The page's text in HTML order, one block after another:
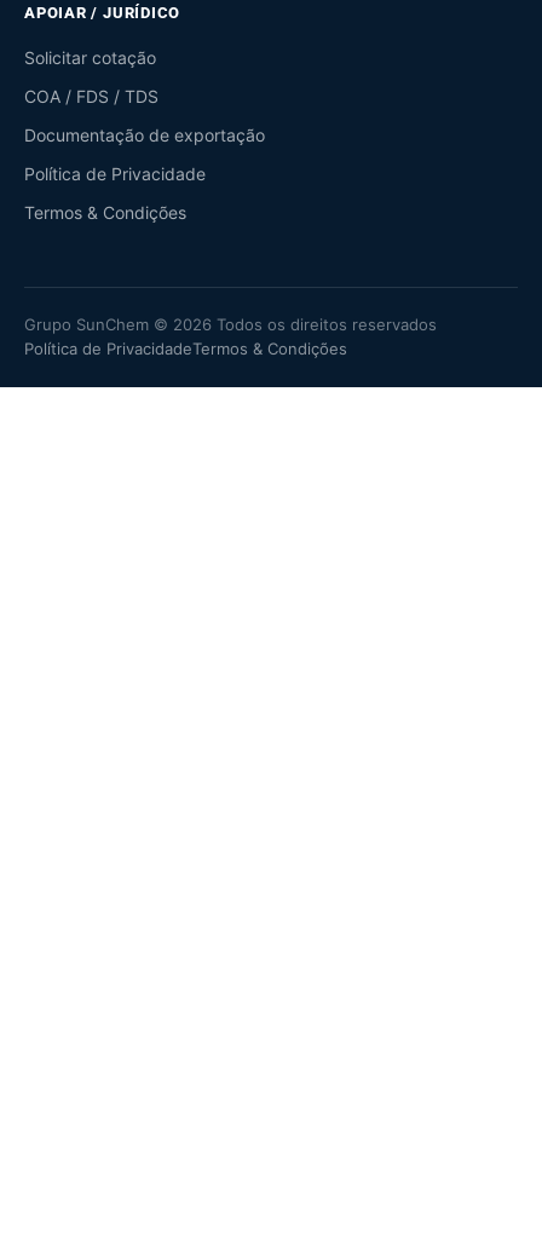
APOIAR / JURÍDICO
Solicitar cotação
COA / FDS / TDS
Documentação de exportação
Política de Privacidade
Termos & Condições
Grupo SunChem © 2026 Todos os direitos reservados
Política de PrivacidadeTermos & Condições